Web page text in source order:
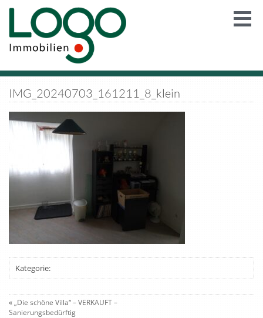
IMG_20240703_161211_8_klein
Kategorie:
«„Die schöne Villa“ – VERKAUFT –
Sanierungsbedürftig